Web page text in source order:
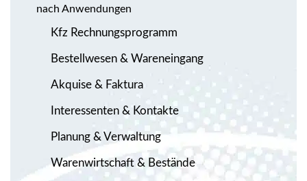
nach Anwendungen
Kfz Rechnungsprogramm
Bestellwesen & Wareneingang
Akquise & Faktura
Interessenten & Kontakte
Planung & Verwaltung
Warenwirtschaft & Bestände